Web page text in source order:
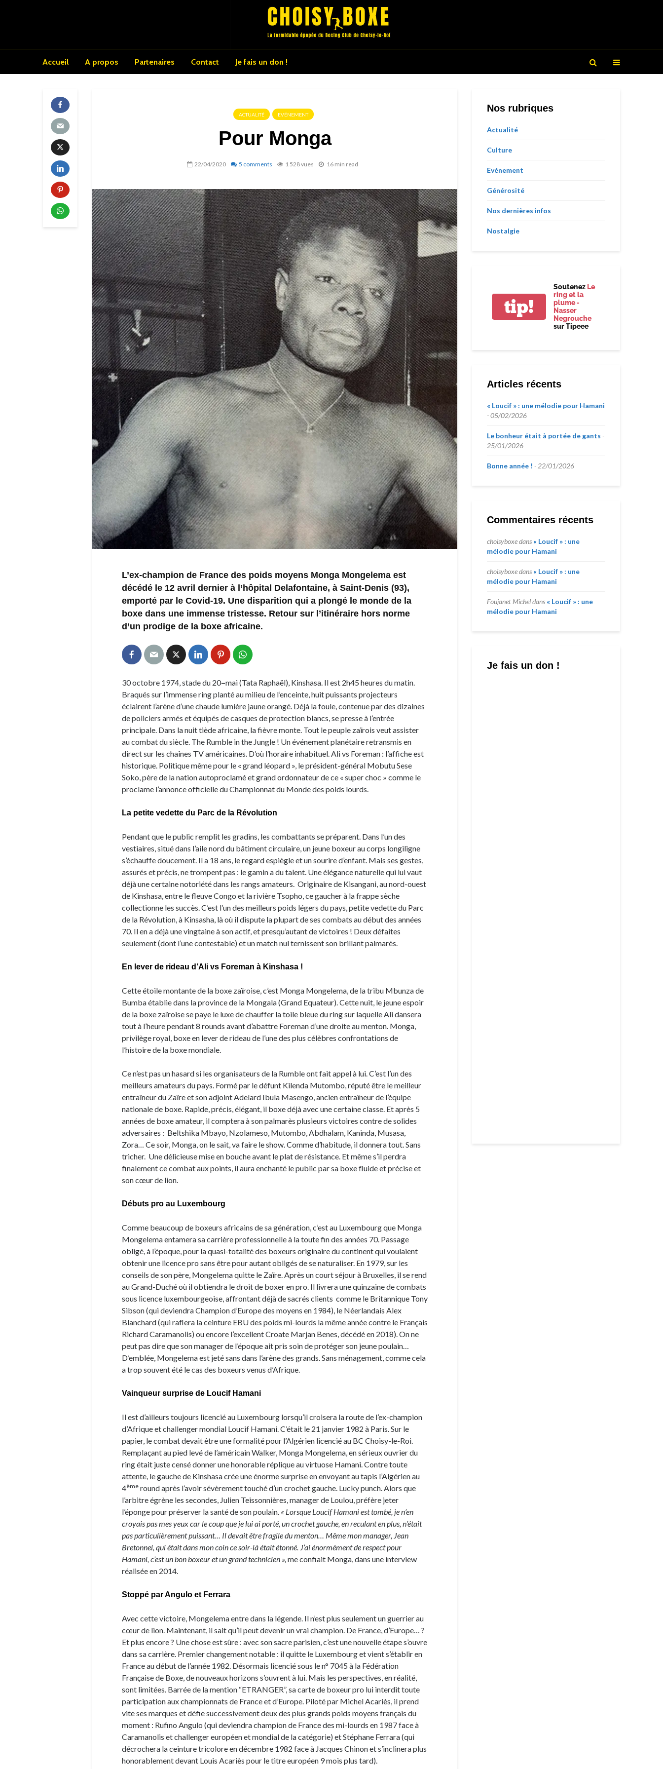
Accueil A propos Partenaires Contact Je fais un don !
ACTUALITÉ EVÉNEMENT
Pour Monga
22/04/2020 5 comments 1 528 vues 16 min read
L’ex-champion de France des poids moyens Monga Mongelema est
décédé le 12 avril dernier à l’hôpital Delafontaine, à Saint-Denis (93),
emporté par le Covid-19. Une disparition qui a plongé le monde de la
boxe dans une immense tristesse. Retour sur l’itinéraire hors norme
d’un prodige de la boxe africaine.
30 octobre 1974, stade du 20–mai (Tata Raphaël), Kinshasa. Il est 2h45 heures du matin.
Braqués sur l’immense ring planté au milieu de l’enceinte, huit puissants projecteurs
éclairent l’arène d’une chaude lumière jaune orangé. Déjà la foule, contenue par des dizaines
de policiers armés et équipés de casques de protection blancs, se presse à l’entrée
principale. Dans la nuit tiède africaine, la fièvre monte. Tout le peuple zaïrois veut assister
au combat du siècle. The Rumble in the Jungle ! Un événement planétaire retransmis en
direct sur les chaînes TV américaines. D’où l’horaire inhabituel. Ali vs Foreman : l’affiche est
historique. Politique même pour le « grand léopard », le président-général Mobutu Sese
Soko, père de la nation autoproclamé et grand ordonnateur de ce « super choc » comme le
proclame l’annonce officielle du Championnat du Monde des poids lourds.
La petite vedette du Parc de la Révolution
Pendant que le public remplit les gradins, les combattants se préparent. Dans l’un des
vestiaires, situé dans l’aile nord du bâtiment circulaire, un jeune boxeur au corps longiligne
s’échauffe doucement. Il a 18 ans, le regard espiègle et un sourire d’enfant. Mais ses gestes,
assurés et précis, ne trompent pas : le gamin a du talent. Une élégance naturelle qui lui vaut
déjà une certaine notoriété dans les rangs amateurs. Originaire de Kisangani, au nord-ouest
de Kinshasa, entre le fleuve Congo et la rivière Tsopho, ce gaucher à la frappe sèche
collectionne les succès. C’est l’un des meilleurs poids légers du pays, petite vedette du Parc
de la Révolution, à Kinsasha, là où il dispute la plupart de ses combats au début des années
70. Il en a déjà une vingtaine à son actif, et presqu’autant de victoires ! Deux défaites
seulement (dont l’une contestable) et un match nul ternissent son brillant palmarès.
En lever de rideau d’Ali vs Foreman à Kinshasa !
Cette étoile montante de la boxe zaïroise, c’est Monga Mongelema, de la tribu Mbunza de
Bumba établie dans la province de la Mongala (Grand Equateur). Cette nuit, le jeune espoir
de la boxe zaïroise se paye le luxe de chauffer la toile bleue du ring sur laquelle Ali dansera
tout à l’heure pendant 8 rounds avant d’abattre Foreman d’une droite au menton. Monga,
privilège royal, boxe en lever de rideau de l’une des plus célèbres confrontations de
l’histoire de la boxe mondiale.
Ce n’est pas un hasard si les organisateurs de la Rumble ont fait appel à lui. C’est l’un des
meilleurs amateurs du pays. Formé par le défunt Kilenda Mutombo, réputé être le meilleur
entraîneur du Zaïre et son adjoint Adelard Ibula Masengo, ancien entraîneur de l’équipe
nationale de boxe. Rapide, précis, élégant, il boxe déjà avec une certaine classe. Et après 5
années de boxe amateur, il comptera à son palmarès plusieurs victoires contre de solides
adversaires : Beltshika Mbayo, Nzolameso, Mutombo, Abdhalam, Kaninda, Musasa,
Zora… Ce soir, Monga, on le sait, va faire le show. Comme d’habitude, il donnera tout. Sans
tricher. Une délicieuse mise en bouche avant le plat de résistance. Et même s’il perdra
finalement ce combat aux points, il aura enchanté le public par sa boxe fluide et précise et
son cœur de lion.
Débuts pro au Luxembourg
Comme beaucoup de boxeurs africains de sa génération, c’est au Luxembourg que Monga
Mongelema entamera sa carrière professionnelle à la toute fin des années 70. Passage
obligé, à l’époque, pour la quasi-totalité des boxeurs originaire du continent qui voulaient
obtenir une licence pro sans être pour autant obligés de se naturaliser. En 1979, sur les
conseils de son père, Mongelema quitte le Zaïre. Après un court séjour à Bruxelles, il se rend
au Grand-Duché où il obtiendra le droit de boxer en pro. Il livrera une quinzaine de combats
sous licence luxembourgeoise, affrontant déjà de sacrés clients comme le Britannique Tony
Sibson (qui deviendra Champion d’Europe des moyens en 1984), le Néerlandais Alex
Blanchard (qui raflera la ceinture EBU des poids mi-lourds la même année contre le Français
Richard Caramanolis) ou encore l’excellent Croate Marjan Benes, décédé en 2018). On ne
peut pas dire que son manager de l’époque ait pris soin de protéger son jeune poulain…
D’emblée, Mongelema est jeté sans dans l’arène des grands. Sans ménagement, comme cela
a trop souvent été le cas des boxeurs venus d’Afrique.
Vainqueur surprise de Loucif Hamani
Il est d’ailleurs toujours licencié au Luxembourg lorsqu’il croisera la route de l’ex-champion
d’Afrique et challenger mondial Loucif Hamani. C’était le 21 janvier 1982 à Paris. Sur le
papier, le combat devait être une formalité pour l’Algérien licencié au BC Choisy-le-Roi.
Remplaçant au pied levé de l’américain Walker, Monga Mongelema, en sérieux ouvrier du
ring était juste censé donner une honorable réplique au virtuose Hamani. Contre toute
attente, le gauche de Kinshasa crée une énorme surprise en envoyant au tapis l’Algérien au
4ème round après l’avoir sévèrement touché d’un crochet gauche. Lucky punch. Alors que
l’arbitre égrène les secondes, Julien Teissonnières, manager de Loulou, préfère jeter
l’éponge pour préserver la santé de son poulain. « Lorsque Loucif Hamani est tombé, je n’en
croyais pas mes yeux car le coup que je lui ai porté, un crochet gauche, en reculant en plus, n’était
pas particulièrement puissant… Il devait être fragile du menton… Même mon manager, Jean
Bretonnel, qui était dans mon coin ce soir-là était étonné. J’ai énormément de respect pour
Hamani, c’est un bon boxeur et un grand technicien », me confiait Monga, dans une interview
réalisée en 2014.
Stoppé par Angulo et Ferrara
Avec cette victoire, Mongelema entre dans la légende. Il n’est plus seulement un guerrier au
cœur de lion. Maintenant, il sait qu’il peut devenir un vrai champion. De France, d’Europe… ?
Et plus encore ? Une chose est sûre : avec son sacre parisien, c’est une nouvelle étape s’ouvre
dans sa carrière. Premier changement notable : il quitte le Luxembourg et vient s’établir en
France au début de l’année 1982. Désormais licencié sous le n° 7045 à la Fédération
Française de Boxe, de nouveaux horizons s’ouvrent à lui. Mais les perspectives, en réalité,
sont limitées. Barrée de la mention “ETRANGER”, sa carte de boxeur pro lui interdit toute
participation aux championnats de France et d’Europe. Piloté par Michel Acariès, il prend
vite ses marques et défie successivement deux des plus grands poids moyens français du
moment : Rufino Angulo (qui deviendra champion de France des mi-lourds en 1987 face à
Caramanolis et challenger européen et mondial de la catégorie) et Stéphane Ferrara (qui
décrochera la ceinture tricolore en décembre 1982 face à Jacques Chinon et s’inclinera plus
honorablement devant Louis Acariès pour le titre européen 9 mois plus tard).
Nos rubriques
Actualité
Culture
Evénement
Générosité
Nos dernières infos
Nostalgie
tip!
Soutenez Le
ring et la
plume -
Nasser
Negrouche
sur Tipeee
Articles récents
« Loucif » : une mélodie pour Hamani
05/02/2026
Le bonheur était à portée de gants
25/01/2026
Bonne année ! 22/01/2026
Commentaires récents
choisyboxedans « Loucif » : une
mélodie pour Hamani
choisyboxedans « Loucif » : une
mélodie pour Hamani
Foujanet Micheldans « Loucif » : une
mélodie pour Hamani
Je fais un don !